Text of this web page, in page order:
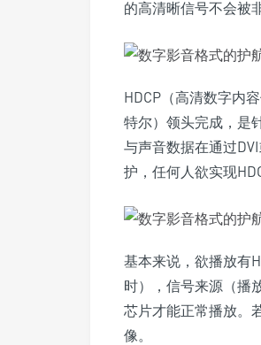
的高清晰信号不会被
HDCP（高清数字内
特尔）领头完成，是
与声音数据在通过
护，任何人欲实现
基本来说，欲播放有
时），信号来源（播
芯片才能正常播放。
像。